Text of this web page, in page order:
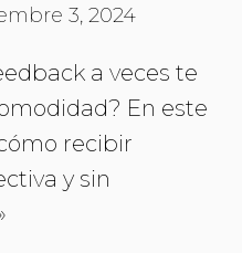
3, 2024
a veces te
En este
recibir
y sin